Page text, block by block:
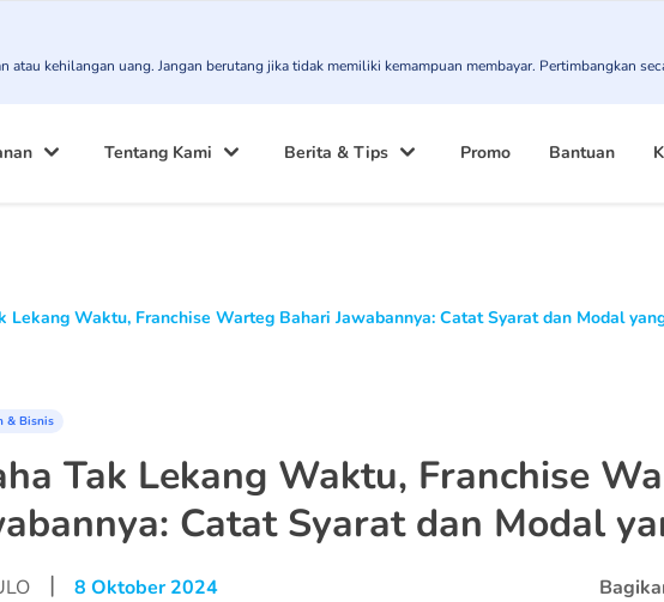
kehilangan uang. Jangan berutang jika tidak memiliki kemampuan membayar. Pertimbangkan
Tentang Kami Berita & Tips Promo Bantuan
Lekang Waktu, Franchise Warteg Bahari Jawabannya: Catat Syarat dan Modal
& Bisnis
Tak Lekang Waktu, Franchise
Catat Syarat dan Modal
| 8 Oktober 2024